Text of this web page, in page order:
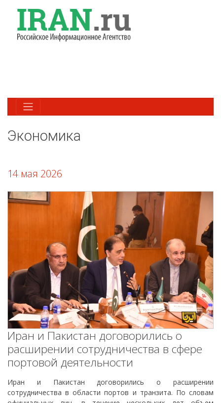
Экономика
14 мая 2026
Иран и Пакистан договорились о
расширении сотрудничества в сфере
портовой деятельности
Иран и Пакистан договорились о расширении
сотрудничества в области портов и транзита. По словам